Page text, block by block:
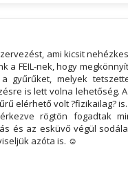
ami kicsit
FEIL-nek, hogy
gyűrűket, melyek
is lett volna lehetőség.
elérhető volt ?fizikailag?
rögtön fogadtak
és az esküvő végül
azóta is. ☺